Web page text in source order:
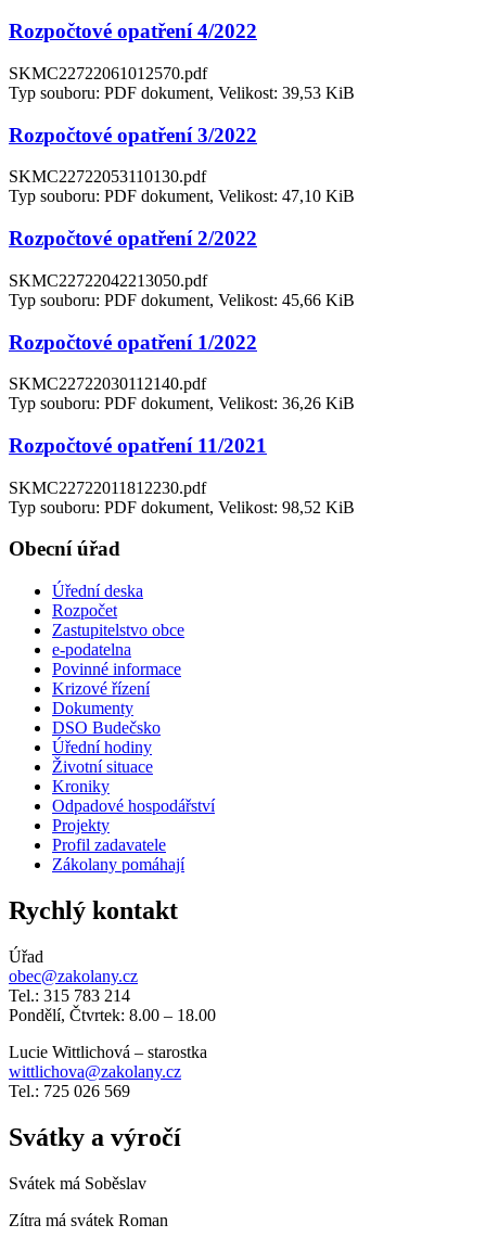
Rozpočtové opatření 4/2022
SKMC22722061012570.pdf
Typ souboru: PDF dokument, Velikost: 39,53 KiB
Rozpočtové opatření 3/2022
SKMC22722053110130.pdf
Typ souboru: PDF dokument, Velikost: 47,10 KiB
Rozpočtové opatření 2/2022
SKMC22722042213050.pdf
Typ souboru: PDF dokument, Velikost: 45,66 KiB
Rozpočtové opatření 1/2022
SKMC22722030112140.pdf
Typ souboru: PDF dokument, Velikost: 36,26 KiB
Rozpočtové opatření 11/2021
SKMC22722011812230.pdf
Typ souboru: PDF dokument, Velikost: 98,52 KiB
Obecní úřad
Úřední deska
Rozpočet
Zastupitelstvo obce
e-podatelna
Povinné informace
Krizové řízení
Dokumenty
DSO Budečsko
Úřední hodiny
Životní situace
Kroniky
Odpadové hospodářství
Projekty
Profil zadavatele
Zákolany pomáhají
Rychlý kontakt
Úřad
obec@zakolany.cz
Tel.: 315 783 214
Pondělí, Čtvrtek: 8.00 – 18.00
Lucie Wittlichová – starostka
wittlichova@zakolany.cz
Tel.: 725 026 569
Svátky a výročí
Svátek má Soběslav
Zítra má svátek Roman